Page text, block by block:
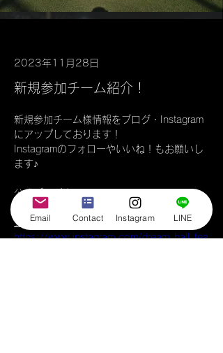
2023年11月28日
新規参加チーム紹介！
新規参加チーム様情報をブログ・Instagram
にアップしております！
Instagramのフォローやいいね！もお願いし
ます♪
公式ブログ｜
https://www.cgdbfl.com/post/nya-s
公式Instagram｜
https://www.instagram.com/dream_ball_fea
Email Contact Instagram LINE